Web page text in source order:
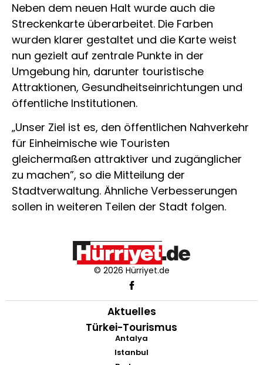
Neben dem neuen Halt wurde auch die
Streckenkarte überarbeitet. Die Farben
wurden klarer gestaltet und die Karte weist
nun gezielt auf zentrale Punkte in der
Umgebung hin, darunter touristische
Attraktionen, Gesundheitseinrichtungen und
öffentliche Institutionen.
„Unser Ziel ist es, den öffentlichen Nahverkehr
für Einheimische wie Touristen
gleichermaßen attraktiver und zugänglicher
zu machen”, so die Mitteilung der
Stadtverwaltung. Ähnliche Verbesserungen
sollen in weiteren Teilen der Stadt folgen.
© 2026 Hürriyet.de
Aktuelles
Türkei-Tourismus
Antalya
Istanbul